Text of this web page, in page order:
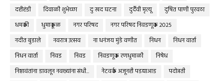
दहीहंडी
दिवाळी शुभेच्छा दुःखद घटना दुर्दैवी मृत्यू
दुषित पाणी पुरवठा
धमकी
धुमाकूळ नगर परिषद
नगर परिषद निवडणूक 2025
नदीत बुडाले
नवरात्र उत्सव ना धनंजय मुंडे वणीत निधन
निधन वार्ता
निधन वार्ता
निवड निवड निवडणूक रणधुमाळी
निषेध
निष्ठावंतांना डावलून नवख्यांना संधी...
नेटवर्क अजूनही पडद्याआड
पदोन्नती